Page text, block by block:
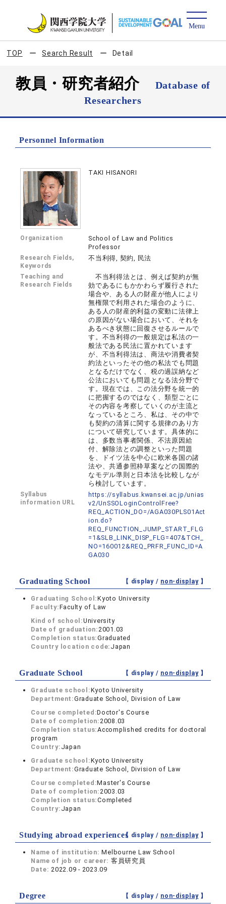
TOP Search Result Detail
教員・研究者紹介
Database of
Researchers
Personnel Information
TAKI HISANORI
Organization
School of Law and Politics
Professor
Research Fields,
Keywords
不当利得, 契約, 民法
Teaching and
Research Fields
不当利得法とは、例えば契約が無
効であるにもかかわらず履行された
場合や、ある人の財産が他人により
無権限で利用された場合のように、
ある人の財産的利益の変動に法律上
の原因がない場合において、それを
あるべき状態に回復させるルールで
す。不当利得の一般規定は私法の一
般法である民法に置かれています
が、不当利得法は、商法や消費者契
約法といったその他の私法でも問題
となるだけでなく、税の過誤納など
公法においても問題となる法分野で
す。現在では、この法分野を統一的
に把握するのではなく、類型ごとに
その内容を考察していくのが主流と
なっているところ、私は、その中で
も契約の清算に関する規律のあり方
について研究しています。具体的に
は、多数当事者関係、不法原因給
付、解除法との調整といった問題
を、ドイツ法を中心に欧米各国の諸
法や、共通参照枠草案などの国際的
なモデル準則と日本法を比較しなが
ら検討しています。
Syllabus
information URL
https://syllabus.kwansei.ac.jp/unias
v2/UnSSOLoginControlFree?
REQ_ACTION_DO=/AGA030PLS01Act
ion.do?
REQ_FUNCTION_JUMP_START_FLG
=1&SLB_LINK_DISP_FLG=407&TCH_
NO=160012&REQ_PRFR_FUNC_ID=A
GA030
Graduating School 【 display / non-display】
Graduating School:Kyoto University
Faculty:Faculty of Law
Kind of school:University
Date of graduation:2001.03
Completion status:Graduated
Country location code: Japan
Graduate School 【 display / non-display】
Graduate school:Kyoto University
Department:Graduate School, Division of Law
Course completed:Doctor's Course
Date of completion:2008.03
Completion status:Accomplished credits for doctoral
program
Country: Japan
Graduate school:Kyoto University
Department:Graduate School, Division of Law
Course completed:Master's Course
Date of completion:2003.03
Completion status:Completed
Country: Japan
Studying abroad experiences【 display / non-display】
Name of institution:Melbourne Law School
Name of job or career: 客員研究員
Date:2022.09 - 2023.09
Degree 【 display / non-display】